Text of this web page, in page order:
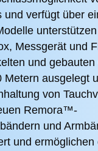
und verfügt über
Messgerät und
und
Metern ausgelegt
von
Remora™-
und
und ermöglichen